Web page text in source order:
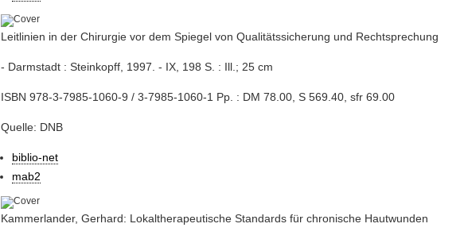
Leitlinien in der Chirurgie vor dem Spiegel von Qualitätssicherung und Rechtsprechung
- Darmstadt : Steinkopff, 1997. - IX, 198 S. : Ill.; 25 cm
ISBN 978-3-7985-1060-9 / 3-7985-1060-1 Pp. : DM 78.00, S 569.40, sfr 69.00
Quelle: DNB
biblio-net
mab2
Kammerlander, Gerhard: Lokaltherapeutische Standards für chronische Hautwunden